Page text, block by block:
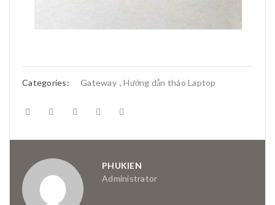
Categories: Gateway ,Hướng dẫn tháo Laptop
PHUKIEN
Administrator